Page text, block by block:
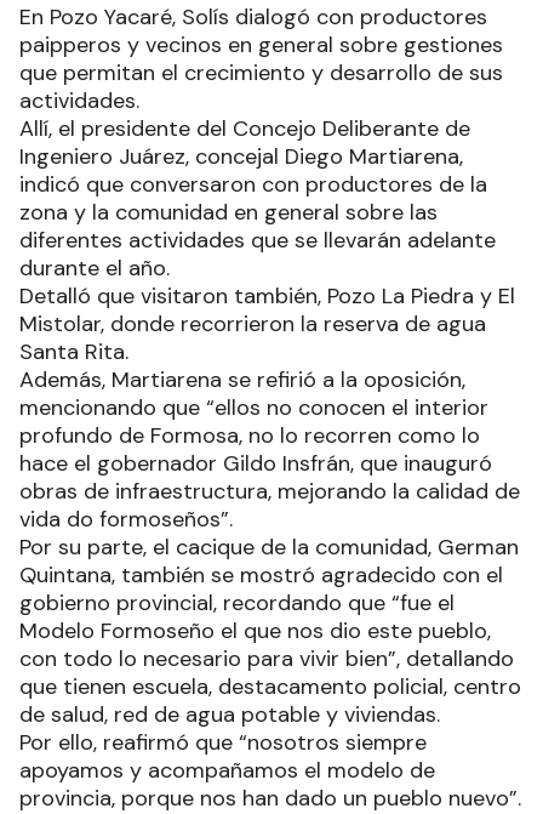
En Pozo Yacaré, Solís dialogó con productores
paipperos y vecinos en general sobre gestiones
que permitan el crecimiento y desarrollo de sus
actividades.
Allí, el presidente del Concejo Deliberante de
Ingeniero Juárez, concejal Diego Martiarena,
indicó que conversaron con productores de la
zona y la comunidad en general sobre las
diferentes actividades que se llevarán adelante
durante el año.
Detalló que visitaron también, Pozo La Piedra y El
Mistolar, donde recorrieron la reserva de agua
Santa Rita.
Además, Martiarena se refirió a la oposición,
mencionando que “ellos no conocen el interior
profundo de Formosa, no lo recorren como lo
hace el gobernador Gildo Insfrán, que inauguró
obras de infraestructura, mejorando la calidad de
vida do formoseños”.
Por su parte, el cacique de la comunidad, German
Quintana, también se mostró agradecido con el
gobierno provincial, recordando que “fue el
Modelo Formoseño el que nos dio este pueblo,
con todo lo necesario para vivir bien”, detallando
que tienen escuela, destacamento policial, centro
de salud, red de agua potable y viviendas.
Por ello, reafirmó que “nosotros siempre
apoyamos y acompañamos el modelo de
provincia, porque nos han dado un pueblo nuevo”.